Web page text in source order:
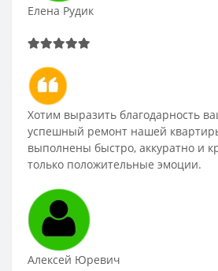
Елена Рудик
Хотим выразить благодарность
успешный ремонт нашей
выполнены быстро, аккуратно и
только положительные эмоции.
Алексей Юревич